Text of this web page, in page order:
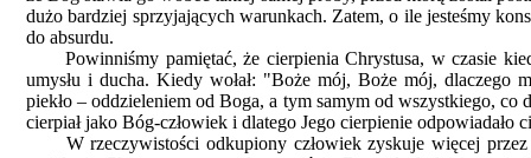
dużo bardziej sprzyjających warunkach. Zatem, o ile jesteśmy
do absurdu.
Powinniśmy pamiętać, że cierpienia Chrystusa, w czasie
umysłu i ducha. Kiedy wołał: "Boże mój, Boże mój, dlaczego
piekło – oddzieleniem od Boga, a tym samym od wszystkiego,
cierpiał jako Bóg-człowiek i dlatego Jego cierpienie odpowiadało
W rzeczywistości odkupiony człowiek zyskuje więcej przez